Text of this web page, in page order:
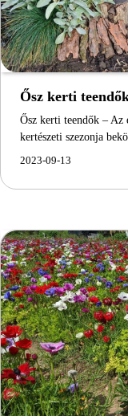
Ősz kerti
Ősz kerti teendők – Az
kertészeti szezonja
2023-09-13